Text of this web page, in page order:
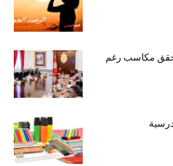
حقق مكاسب رغم